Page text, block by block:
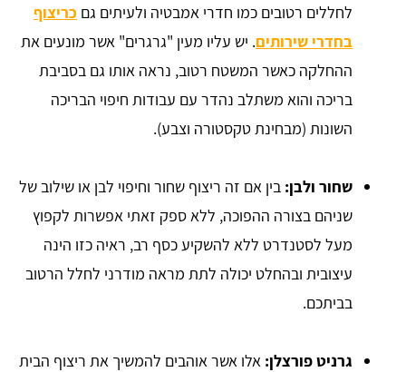
לחללים רטובים כמו חדרי אמבטיה ולעיתים גם כריצוף
בחדרי שירותים. יש עליו מעין "גרגרים" אשר מונעים את
ההחלקה כאשר המשטח רטוב, נראה אותו גם בסביבת
בריכה והוא משתלב נהדר עם עבודות חיפוי הבריכה
השונות (מבחינת טקסטורה וצבע).
שחור ולבן: בין אם זה ריצוף שחור וחיפוי לבן או שילוב של
שניהם בצורה ההפוכה, ללא ספק זאתי אפשרות לקפוץ
מעל לסטנדרט ללא להשקיע כסף רב, ראיה כזו הינה
עיצובית ובהחלט יכולה לתת מראה מודרני לחלל הרטוב
בביתכם.
גרניט פורצלן: אלו אשר אוהבים להמשיך את ריצוף הבית